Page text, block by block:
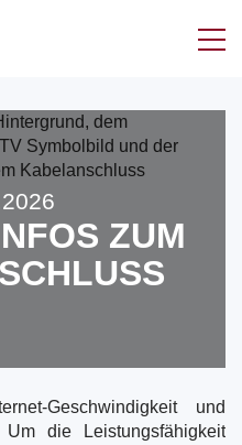
ZUM
Geschwindigkeit und
die Leistungsfähigkeit